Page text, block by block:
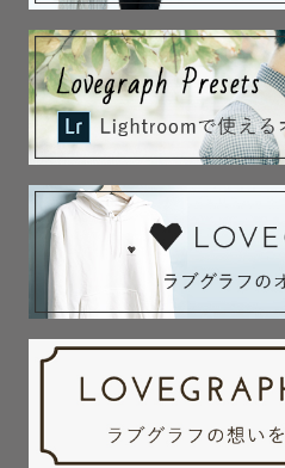
・あなたに気持ちを伝えたい…
ボード　」
・結婚式前撮りに「　イニシ
種揃っています
・ふわふわな雰囲気を作りた
生成機　」など…
🫧シャボン玉生成機は使える
神社さまでの使用は基本的に
い。
【納品写真100枚納品保証】※
スタンダードの通常納品枚数
逃せない一瞬、思い出をたく